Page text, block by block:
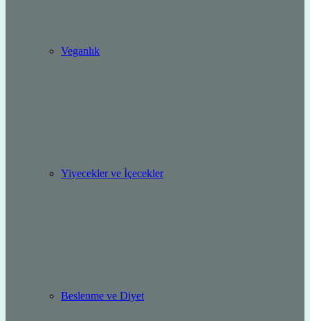
Veganlık
Yiyecekler ve İçecekler
Beslenme ve Diyet